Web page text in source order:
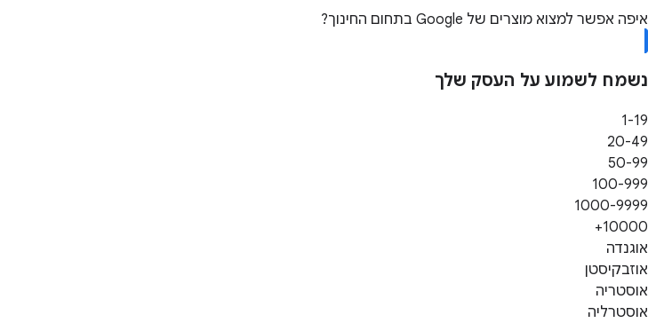
איפה אפשר למצוא מוצרים של Google בתחום החינוך?
נשמח לשמוע על העסק שלך
1-19
20-49
50-99
100-999
1000-9999
10000+
אוגנדה
אוזבקיסטן
אוסטריה
אוסטרליה